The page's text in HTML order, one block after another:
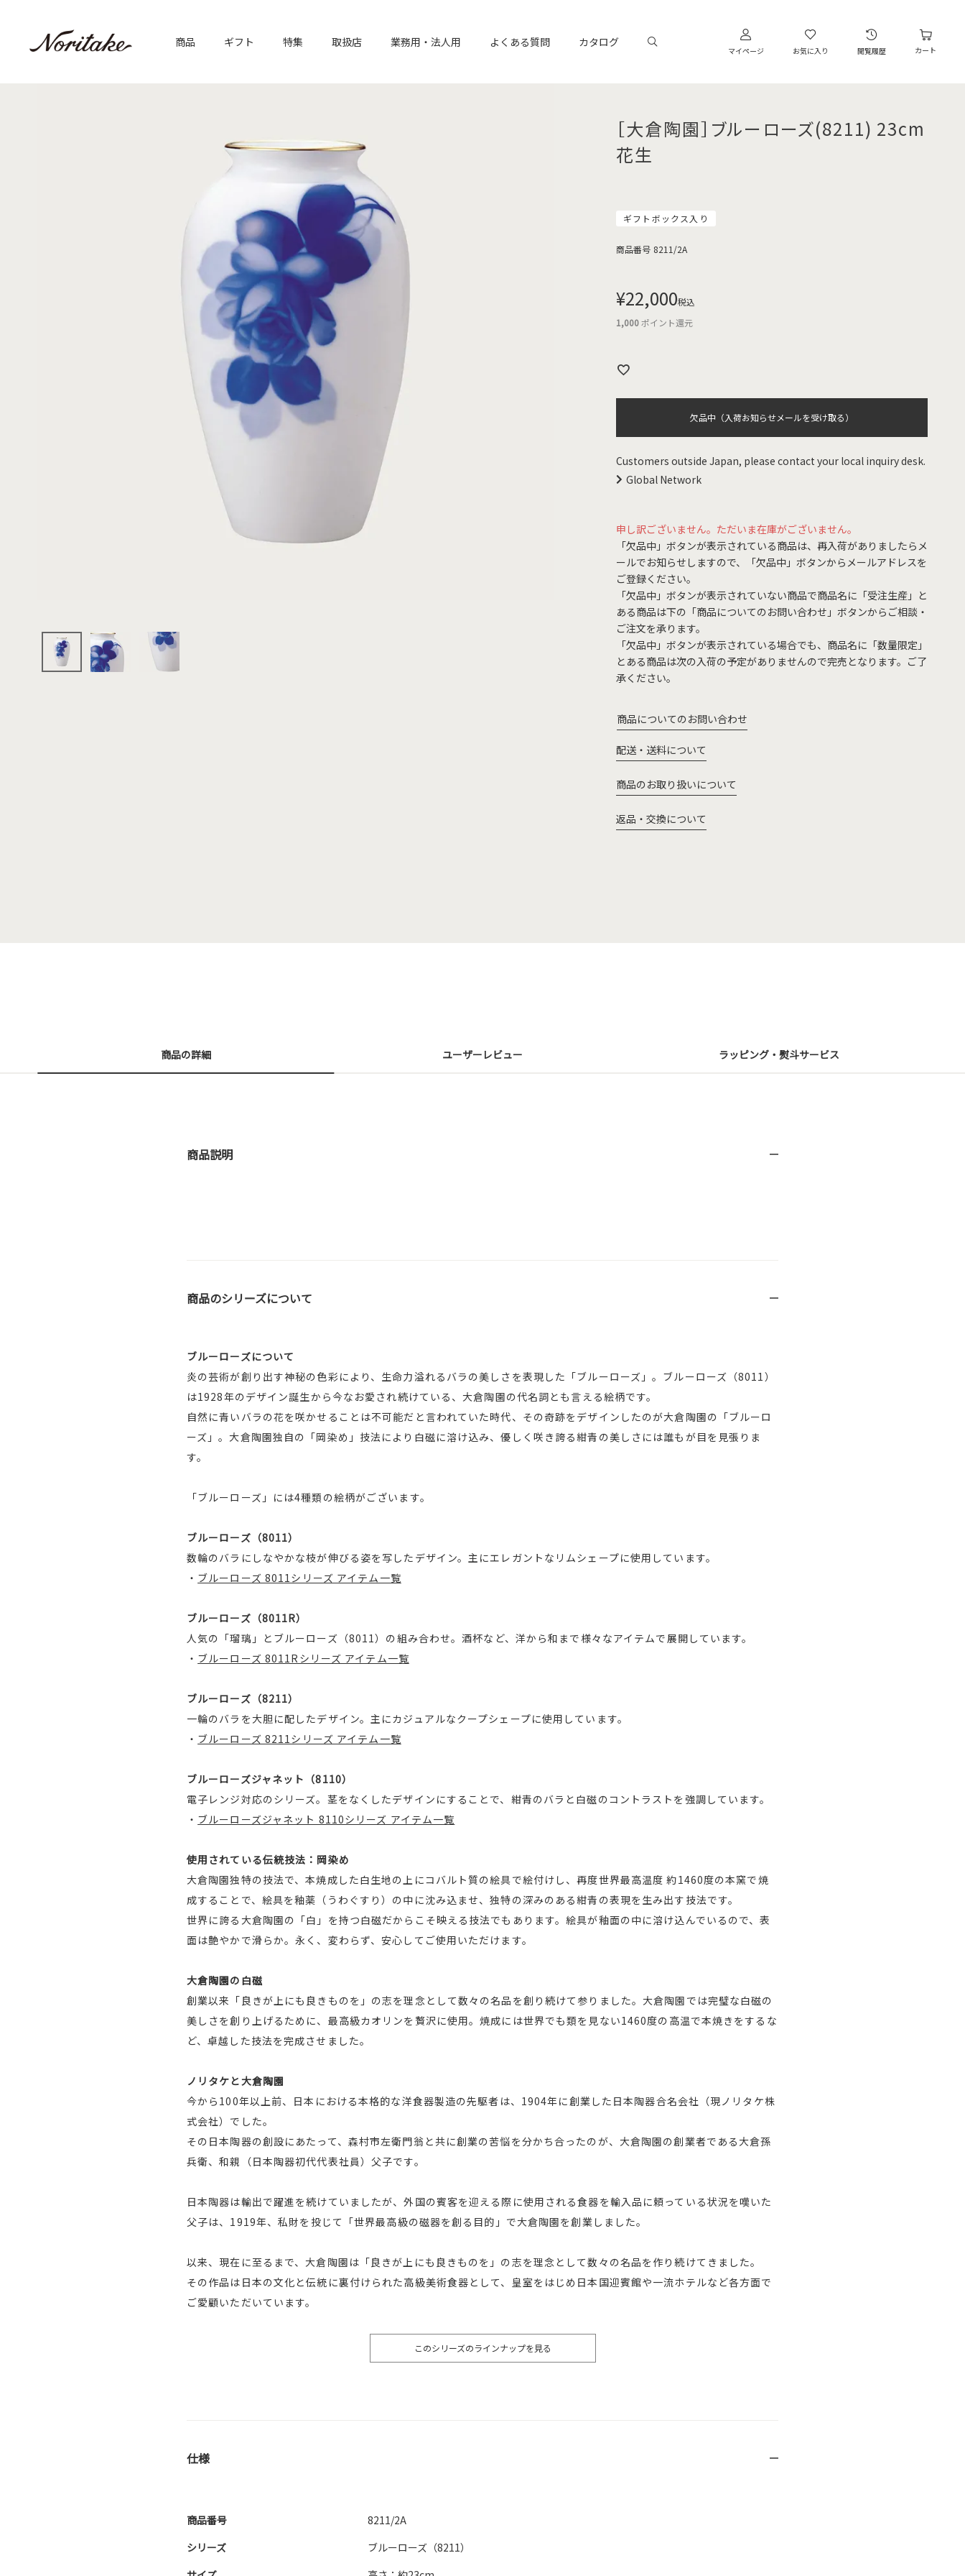
商品 ギフト 特集 取扱店 業務用・法人用 よくある質問 カタログ
マイページ お気に入り 閲覧履歴 カート
［大倉陶園］ブルーローズ(8211) 23cm
花生
ギフトボックス入り
商品番号 8211/2A
¥22,000税込
1,000ポイント還元
欠品中（入荷お知らせメールを受け取る）
Customers outside Japan, please contact your local inquiry desk.
Global Network
申し訳ございません。ただいま在庫がございません。
「欠品中」ボタンが表示されている商品は、再入荷がありましたらメ
ールでお知らせしますので、「欠品中」ボタンからメールアドレスを
ご登録ください。
「欠品中」ボタンが表示されていない商品で商品名に「受注生産」と
ある商品は下の「商品についてのお問い合わせ」ボタンからご相談・
ご注文を承ります。
「欠品中」ボタンが表示されている場合でも、商品名に「数量限定」
とある商品は次の入荷の予定がありませんので完売となります。ご了
承ください。
商品についてのお問い合わせ
配送・送料について
商品のお取り扱いについて
返品・交換について
商品の詳細 ユーザーレビュー ラッピング・熨斗サービス
商品説明
商品のシリーズについて
ブルーローズについて
炎の芸術が創り出す神秘の色彩により、生命力溢れるバラの美しさを表現した「ブルーローズ」。ブルーローズ（8011）
は1928年のデザイン誕生から今なお愛され続けている、大倉陶園の代名詞とも言える絵柄です。
自然に青いバラの花を咲かせることは不可能だと言われていた時代、その奇跡をデザインしたのが大倉陶園の「ブルーロ
ーズ」。大倉陶園独自の「岡染め」技法により白磁に溶け込み、優しく咲き誇る紺青の美しさには誰もが目を見張りま
す。
「ブルーローズ」には4種類の絵柄がございます。
ブルーローズ（8011）
数輪のバラにしなやかな枝が伸びる姿を写したデザイン。主にエレガントなリムシェープに使用しています。
・ ブルーローズ 8011シリーズ アイテム一覧
ブルーローズ（8011R）
人気の「瑠璃」とブルーローズ（8011）の組み合わせ。酒杯など、洋から和まで様々なアイテムで展開しています。
・ ブルーローズ 8011Rシリーズ アイテム一覧
ブルーローズ（8211）
一輪のバラを大胆に配したデザイン。主にカジュアルなクープシェープに使用しています。
・ ブルーローズ 8211シリーズ アイテム一覧
ブルーローズジャネット（8110）
電子レンジ対応のシリーズ。茎をなくしたデザインにすることで、紺青のバラと白磁のコントラストを強調しています。
・ ブルーローズジャネット 8110シリーズ アイテム一覧
使用されている伝統技法：岡染め
大倉陶園独特の技法で、本焼成した白生地の上にコバルト質の絵具で絵付けし、再度世界最高温度 約1460度の本窯で焼
成することで、絵具を釉薬（うわぐすり）の中に沈み込ませ、独特の深みのある紺青の表現を生み出す技法です。
世界に誇る大倉陶園の「白」を持つ白磁だからこそ映える技法でもあります。絵具が釉面の中に溶け込んでいるので、表
面は艶やかで滑らか。永く、変わらず、安心してご使用いただけます。
大倉陶園の白磁
創業以来「良きが上にも良きものを」の志を理念として数々の名品を創り続けて参りました。大倉陶園では完璧な白磁の
美しさを創り上げるために、最高級カオリンを贅沢に使用。焼成には世界でも類を見ない1460度の高温で本焼きをするな
ど、卓越した技法を完成させました。
ノリタケと大倉陶園
今から100年以上前、日本における本格的な洋食器製造の先駆者は、1904年に創業した日本陶器合名会社（現ノリタケ株
式会社）でした。
その日本陶器の創設にあたって、森村市左衛門翁と共に創業の苦悩を分かち合ったのが、大倉陶園の創業者である大倉孫
兵衛、和親（日本陶器初代代表社員）父子です。
日本陶器は輸出で躍進を続けていましたが、外国の賓客を迎える際に使用される食器を輸入品に頼っている状況を嘆いた
父子は、1919年、私財を投じて「世界最高級の磁器を創る目的」で大倉陶園を創業しました。
以来、現在に至るまで、大倉陶園は「良きが上にも良きものを」の志を理念として数々の名品を作り続けてきました。
その作品は日本の文化と伝統に裏付けられた高級美術食器として、皇室をはじめ日本国迎賓館や一流ホテルなど各方面で
ご愛顧いただいています。
このシリーズのラインナップを見る
仕様
商品番号
8211/2A
シリーズ
ブルーローズ（8211）